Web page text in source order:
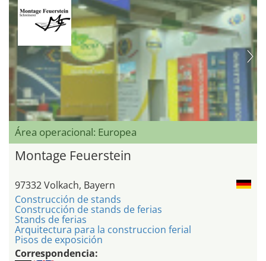
Área operacional: Europea
Montage Feuerstein
97332 Volkach, Bayern
Construcción de stands
Construcción de stands de ferias
Stands de ferias
Arquitectura para la construccion ferial
Pisos de exposición
Correspondencia: